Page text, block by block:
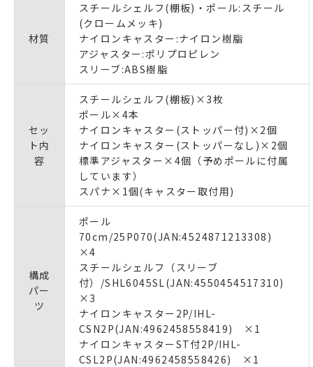
材質
スチールシェルフ(棚板)・ポール:スチール
(クロームメッキ)
ナイロンキャスター:ナイロン樹脂
アジャスター:ポリプロピレン
スリーブ:ABS樹脂
セッ
ト内
容
スチールシェルフ(棚板)×3枚
ポール×4本
ナイロンキャスター(ストッパー付)×2個
ナイロンキャスター(ストッパーなし)×2個
標準アジャスター×4個（予めポールに付属
しています）
スパナ×1個(キャスター取付用)
構成
パー
ツ
ポール
70cm/25P070(JAN:4524871213308)
×4
スチールシェルフ（スリーブ
付）/SHL6045SL(JAN:4550454517310)
×3
ナイロンキャスター2P/IHL-
CSN2P(JAN:4962458558419) ×1
ナイロンキャスターST付2P/IHL-
CSL2P(JAN:4962458558426) ×1